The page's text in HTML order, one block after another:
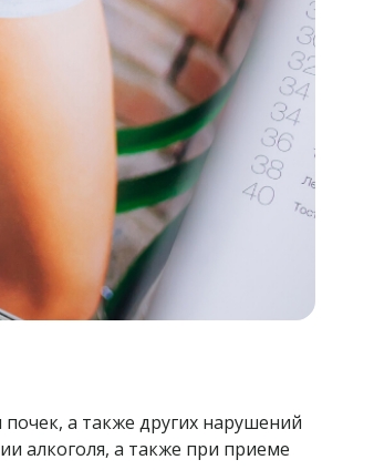
а также других нарушений
алкоголя, а также при приеме